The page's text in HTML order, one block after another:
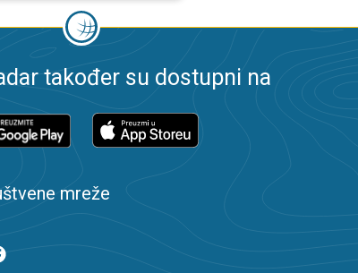
također su dostupni na
mreže